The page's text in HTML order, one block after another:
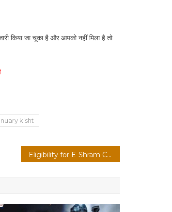
जा चूका है और आपको नहीं मिला है तो
kisht
Eligibility for E-Shram Card: ई-श्रम के लिए सरकार द्वारा तय की गयी नयी पात्रता